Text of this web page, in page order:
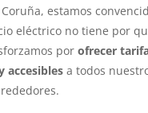
estamos
eléctrico no tiene por
por ofrecer
accesiblesa todos